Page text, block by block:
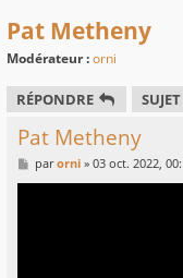
Pat Metheny
Modérateur :orni
RÉPONDRE
Pat Metheny
M
e
parorni» 03 oct. 2022,